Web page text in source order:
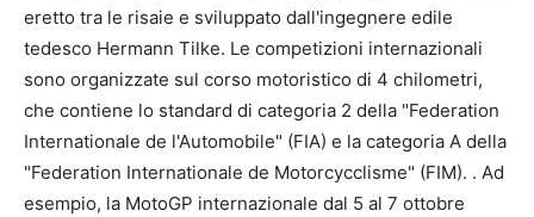
eretto tra le risaie e sviluppato dall'ingegnere edile
tedesco Hermann Tilke. Le competizioni internazionali
sono organizzate sul corso motoristico di 4 chilometri,
che contiene lo standard di categoria 2 della "Federation
Internationale de l'Automobile" (FIA) e la categoria A della
"Federation Internationale de Motorcycclisme" (FIM). . Ad
esempio, la MotoGP internazionale dal 5 al 7 ottobre